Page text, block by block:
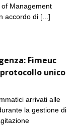
Management
accordo di [...]
Fimeuc
unico
arrivati alle
la gestione di